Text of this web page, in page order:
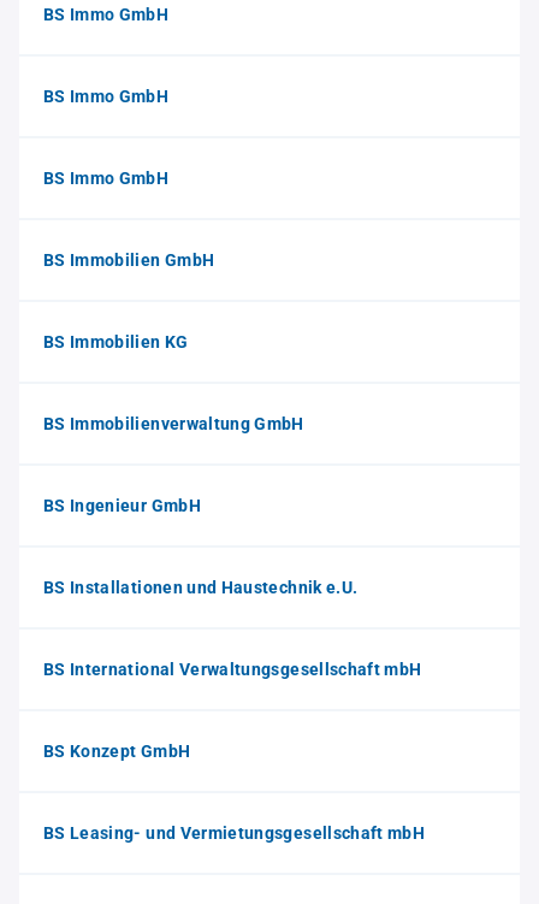
BS Immo GmbH
BS Immo GmbH
BS Immo GmbH
BS Immobilien GmbH
BS Immobilien KG
BS Immobilienverwaltung GmbH
BS Ingenieur GmbH
BS Installationen und Haustechnik e.U.
BS International Verwaltungsgesellschaft mbH
BS Konzept GmbH
BS Leasing- und Vermietungsgesellschaft mbH